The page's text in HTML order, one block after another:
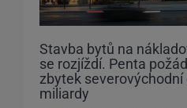
Stavba bytů na
se rozjíždí. Penta
zbytek severovýchodní
miliardy